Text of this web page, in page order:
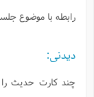
رابطه با موضوع
ديدنى:
چند كارت حديث